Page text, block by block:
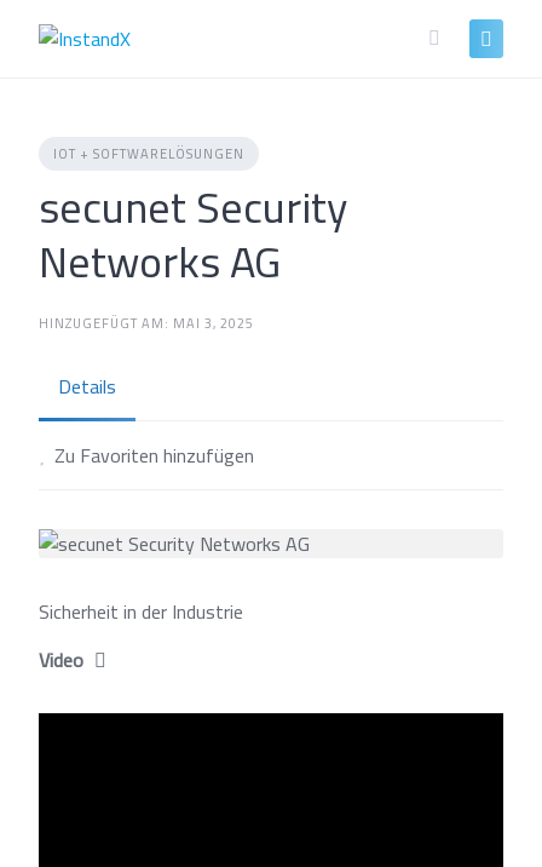
IOT + SOFTWARELÖSUNGEN
secunet Security
Networks AG
HINZUGEFÜGT AM: MAI 3, 2025
Details
Zu Favoriten hinzufügen
Sicherheit in der Industrie
Video